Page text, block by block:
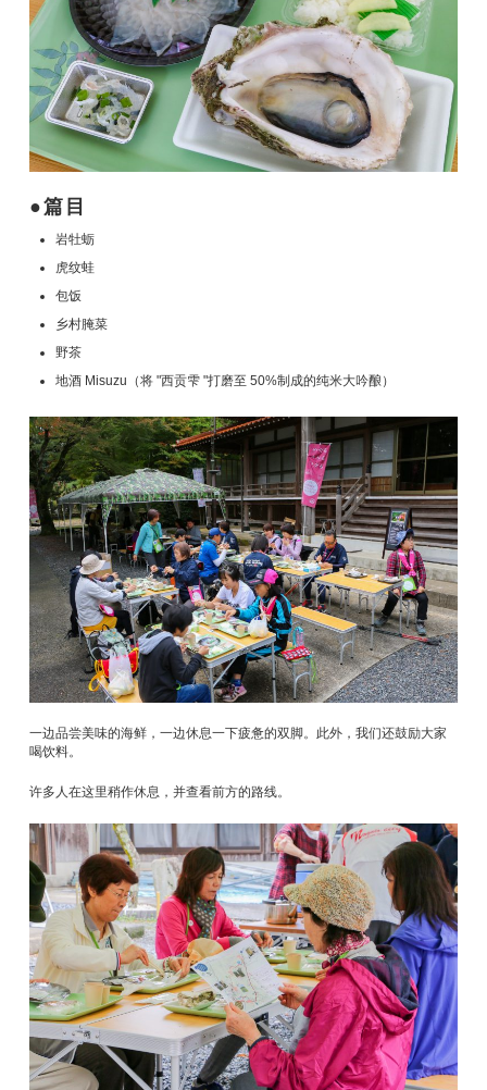
篇目
岩牡蛎
虎纹蛙
包饭
乡村腌菜
野茶
地酒 Misuzu（将 "西贡雫 "打磨至 50%制成的纯米大吟酿）
一边品尝美味的海鲜，一边休息一下疲惫的双脚。此外，我们还鼓励大家
喝饮料。
许多人在这里稍作休息，并查看前方的路线。